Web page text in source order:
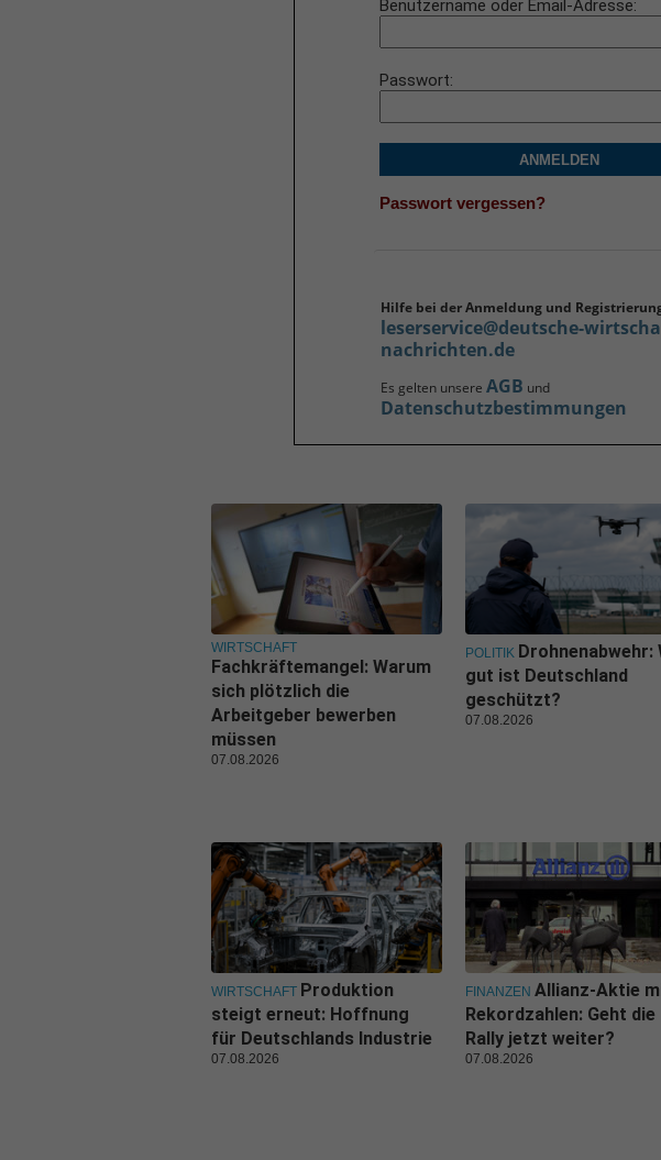
Benutzername oder Email-Adresse
Passwort
ANMELDEN
Passwort vergessen?
Hilfe bei der Anmeldung und
leserservice@deutsche-
nachrichten.de
Es gelten unsere AGB und
Datenschutzbestimmungen
WIRTSCHAFT
Fachkräftemangel: Warum
sich plötzlich die
Arbeitgeber bewerben
müssen
07.08.2026
POLITIK Drohnenabwehr:
gut ist Deutschland
geschützt?
07.08.2026
WIRTSCHAFT Produktion
steigt erneut: Hoffnung
für Deutschlands Industrie
07.08.2026
FINANZEN Allianz-Aktie
Rekordzahlen: Geht die
Rally jetzt weiter?
07.08.2026